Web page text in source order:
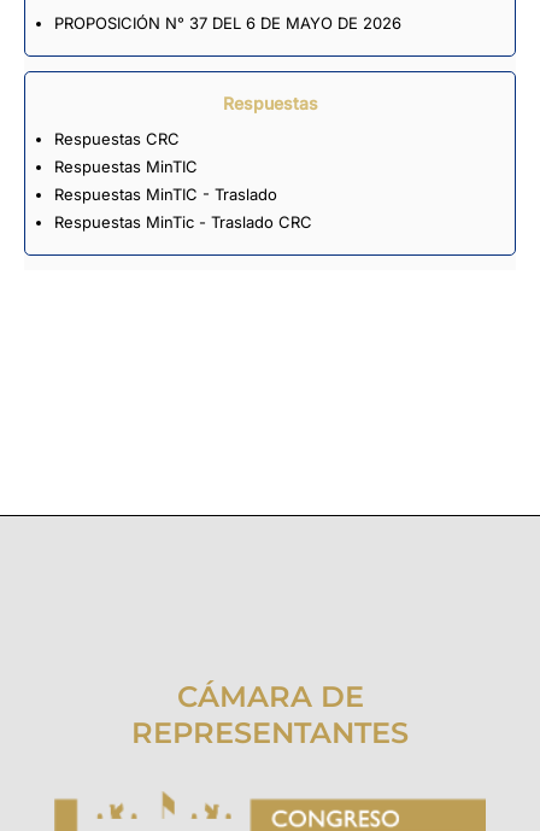
PROPOSICIÓN N° 37 DEL 6 DE MAYO DE 2026
Respuestas
Respuestas CRC
Respuestas MinTIC
Respuestas MinTIC - Traslado
Respuestas MinTic - Traslado CRC
CÁMARA DE
REPRESENTANTES